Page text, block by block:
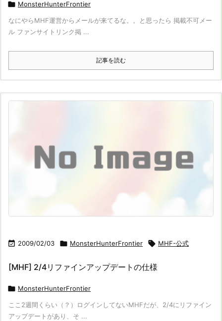
 MonsterHunterFrontier
なにやらMHF運営からメールが来てるな。。と思ったら 掲載不可メー
ル ファンサイトリンク掲 ...
記事を読む
 2009/02/03  MonsterHunterFrontier  MHF-公式
[MHF] 2/4リファインアップデートの仕様
 MonsterHunterFrontier
ここ2週間くらい（？）ログインしてないMHFだが、2/4にリファイン
アップデートがあり、そ ...